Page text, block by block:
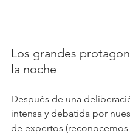
Los grandes
la noche
Después de una
intensa y debatida por
de expertos